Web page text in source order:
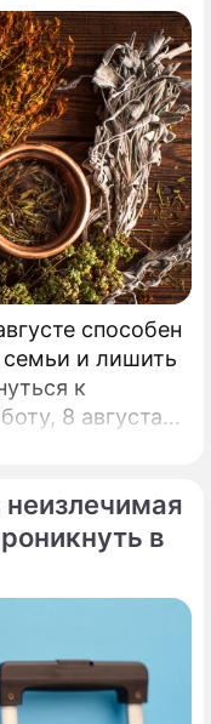
способен
семьи и лишить
к
8 августа,
чтит
иереев
в